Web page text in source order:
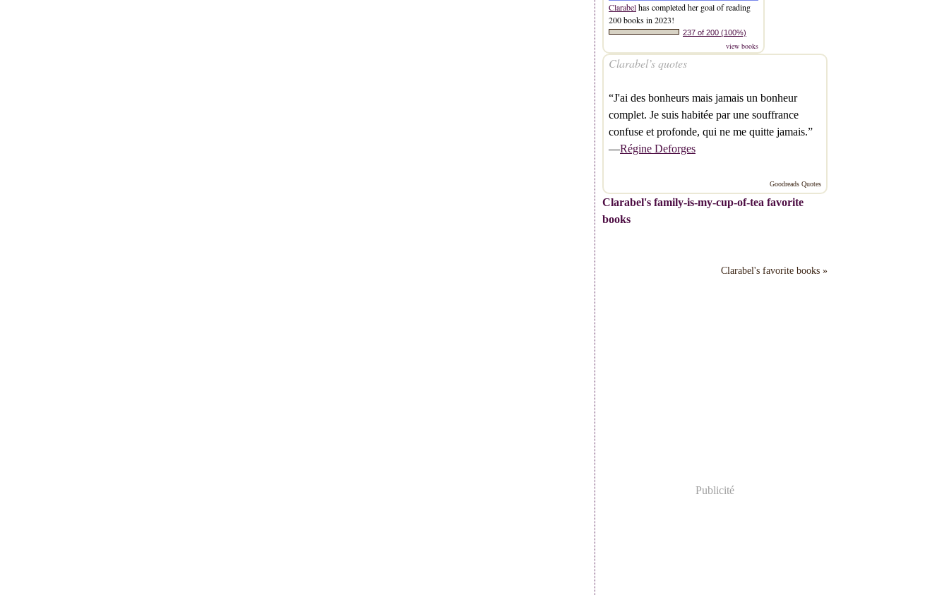
Clarabelhas completed her goal of reading
200 books in 2023!
237 of 200 (100%)
view books
Clarabel’s quotes
“J'ai des bonheurs mais jamais un bonheur
complet. Je suis habitée par une souffrance
confuse et profonde, qui ne me quitte jamais.”
—Régine Deforges
Goodreads Quotes
Clarabel's family-is-my-cup-of-tea favorite
books
Clarabel's favorite books »
Publicité